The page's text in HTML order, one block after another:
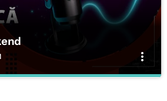
more_vert